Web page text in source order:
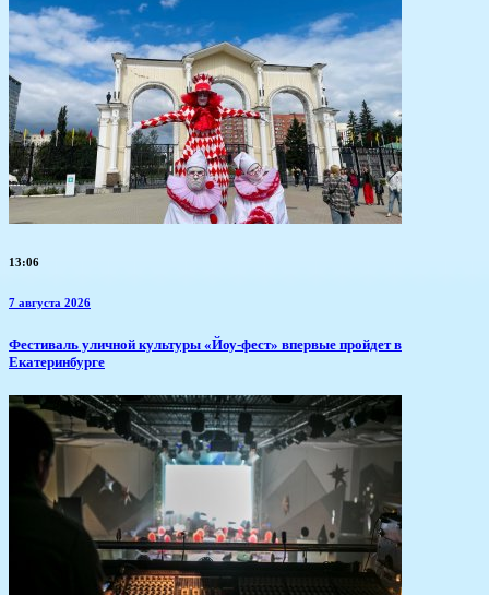
13:06
7 августа 2026
​Фестиваль уличной культуры «Йоу-фест» впервые пройдет в
Екатеринбурге